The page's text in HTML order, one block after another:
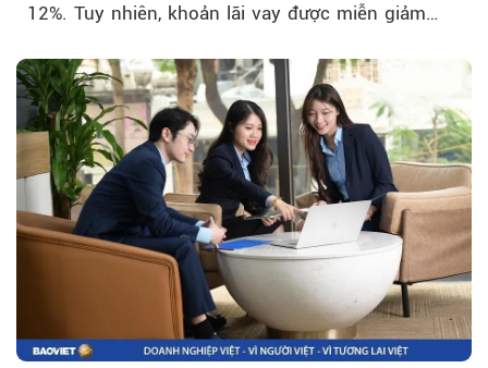
12%. Tuy nhiên, khoản lãi vay được miễn giảm